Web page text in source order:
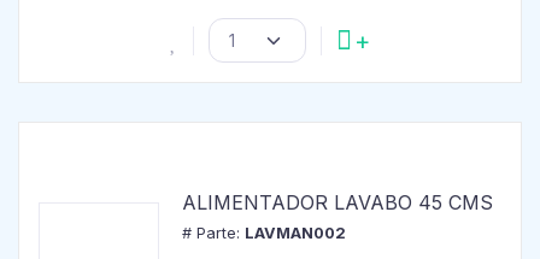
ALIMENTADOR LAVABO 45 CMS
# Parte: LAVMAN002